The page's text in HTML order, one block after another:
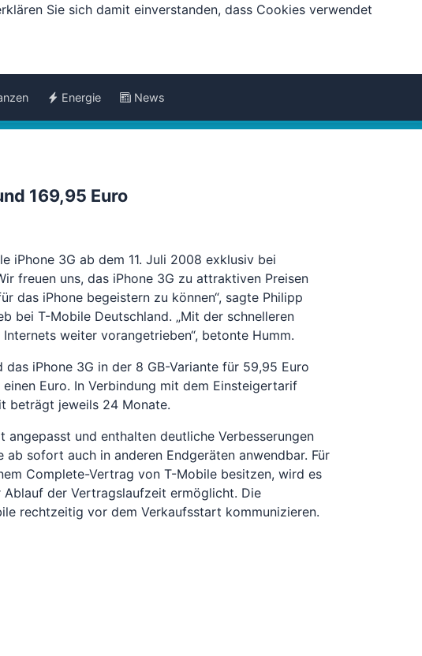
Sie sich damit einverstanden, dass Cookies verwendet
Energie News
169,95 Euro
iPhone 3G ab dem 11. Juli 2008 exklusiv bei
freuen uns, das iPhone 3G zu attraktiven Preisen
das iPhone begeistern zu können“, sagte Philipp
bei T-Mobile Deutschland. „Mit der schnelleren
weiter vorangetrieben“, betonte Humm.
iPhone 3G in der 8 GB-Variante für 59,95 Euro
Euro. In Verbindung mit dem Einsteigertarif
beträgt jeweils 24 Monate.
und enthalten deutliche Verbesserungen
sofort auch in anderen Endgeräten anwendbar. Für
Complete-Vertrag von T-Mobile besitzen, wird es
Ablauf der Vertragslaufzeit ermöglicht. Die
rechtzeitig vor dem Verkaufsstart kommunizieren.